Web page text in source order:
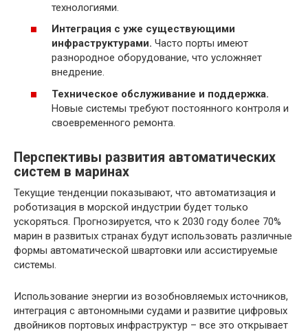
технологиями.
Интеграция с уже существующими
инфраструктурами. Часто порты имеют
разнородное оборудование, что усложняет
внедрение.
Техническое обслуживание и поддержка.
Новые системы требуют постоянного контроля и
своевременного ремонта.
Перспективы развития автоматических
систем в маринах
Текущие тенденции показывают, что автоматизация и
роботизация в морской индустрии будет только
ускоряться. Прогнозируется, что к 2030 году более 70%
марин в развитых странах будут использовать различные
формы автоматической швартовки или ассистируемые
системы.
Использование энергии из возобновляемых источников,
интеграция с автономными судами и развитие цифровых
двойников портовых инфраструктур – все это открывает